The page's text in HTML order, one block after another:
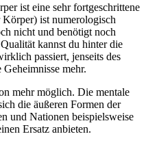
ist eine sehr fortgeschrittene
ist numerologisch
nicht und benötigt noch
kannst du hinter die
passiert, jenseits des
mehr.
mehr möglich. Die mentale
die äußeren Formen der
und Nationen beispielsweise
Ersatz anbieten.